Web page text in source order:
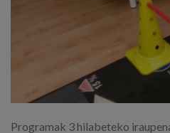
Programak 3 hilabeteko